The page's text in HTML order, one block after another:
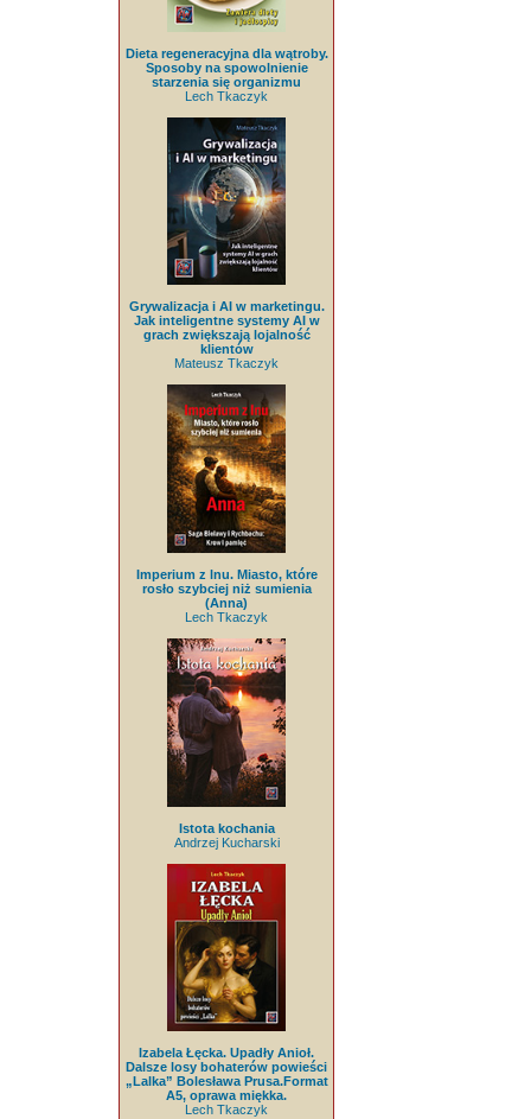
Dieta regeneracyjna dla wątroby.
Sposoby na spowolnienie
starzenia się organizmu
Lech Tkaczyk
Grywalizacja i AI w marketingu.
Jak inteligentne systemy AI w
grach zwiększają lojalność
klientów
Mateusz Tkaczyk
Imperium z lnu. Miasto, które
rosło szybciej niż sumienia
(Anna)
Lech Tkaczyk
Istota kochania
Andrzej Kucharski
Izabela Łęcka. Upadły Anioł.
Dalsze losy bohaterów powieści
„Lalka” Bolesława Prusa.Format
A5, oprawa miękka.
Lech Tkaczyk